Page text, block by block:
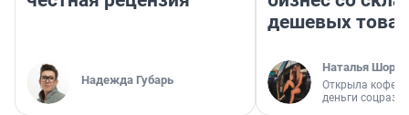
Надежда Губарь
дешевых
Наталья
Открыла
деньги